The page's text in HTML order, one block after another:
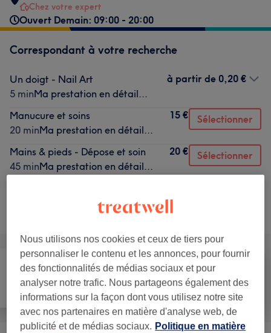
Chez votre expert
Ouvert Demain: 09:00 - 20:00
Correspondant à votre recherche
Un doigt - Nail Art
5 minMa prestation en détail...
à partir de 0,20 €
Manucure et soins
20 minMa prestation en détail...
15 € Sélectionner
Mains & pieds - Dépose et soin
45 minMa prestation en détail...
20 € Sélectionner
Ce n'est pas ce que vous recherchiez ?
Recherchez dans notre liste de prestations
Tout Coiffure
Manucure et
Beauté des pieds
Nous utilisons nos cookies et ceux de tiers pour
personnaliser le contenu et les annonces, pour fournir
des fonctionnalités de médias sociaux et pour
analyser notre trafic. Nous partageons également des
informations sur la façon dont vous utilisez notre site
avec nos partenaires en matière d'analyse web, de
publicité et de médias sociaux. Politique en matière